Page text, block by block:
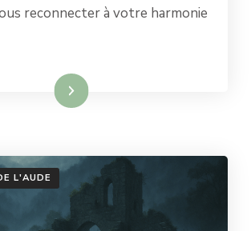
reconnecter à votre harmonie
Lire la suite
L'AUDE